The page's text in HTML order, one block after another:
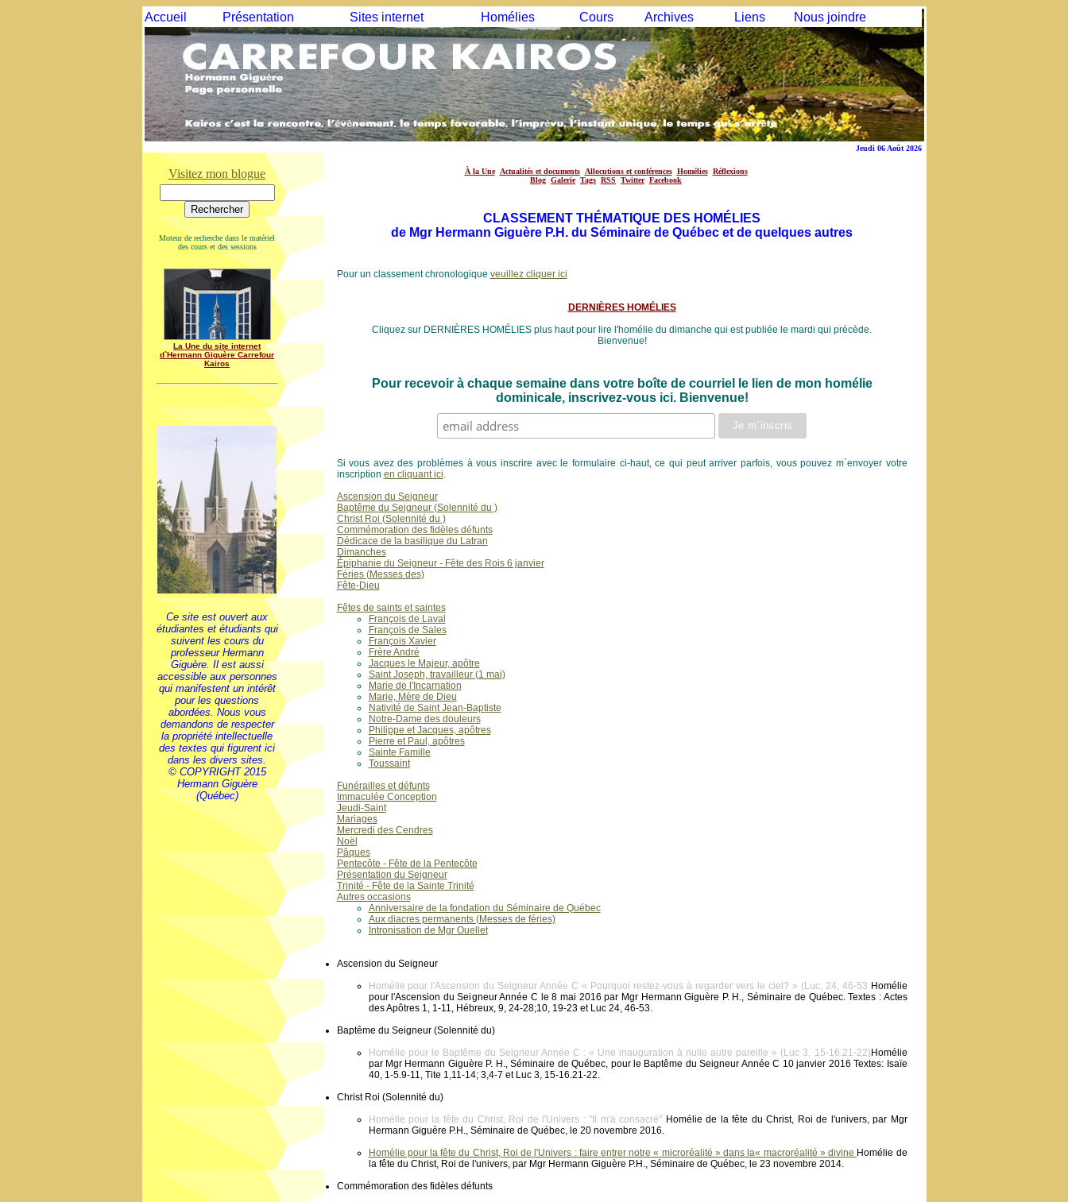
Accueil Présentation Sites internet Homélies Cours Archives Liens Nous joindre
Jeudi 06 Août 2026
Visitez mon blogue
Moteur de recherche dans le matériel
des cours et des sessions
La Une du site internet
d`Hermann Giguère Carrefour
Kairos
Ce site est ouvert aux
étudiantes et étudiants qui
suivent les cours du
professeur Hermann
Giguère. Il est aussi
accessible aux personnes
qui manifestent un intérêt
pour les questions
abordées. Nous vous
demandons de respecter
la propriété intellectuelle
des textes qui figurent ici
dans les divers sites.
© COPYRIGHT 2015
Hermann Giguère
(Québec)
À la Une Actualités et documents Allocutions et conférences Homélies Réflexions
Blog Galerie Tags RSS Twitter Facebook
CLASSEMENT THÉMATIQUE DES HOMÉLIES
de Mgr Hermann Giguère P.H. du Séminaire de Québec et de quelques autres
Pour un classement chronologique veuillez cliquer ici
DERNIÈRES HOMÉLIES
Cliquez sur DERNIÈRES HOMÉLIES plus haut pour lire l'homélie du dimanche qui est publiée le mardi qui précède.
Bienvenue!
Pour recevoir à chaque semaine dans votre boîte de courriel le lien de mon homélie
dominicale, inscrivez-vous ici. Bienvenue!
Si vous avez des problèmes à vous inscrire avec le formulaire ci-haut, ce qui peut arriver parfois, vous pouvez m`envoyer votre
inscription en cliquant ici.
Ascension du Seigneur
Baptême du Seigneur (Solennité du )
Christ Roi (Solennité du )
Commémoration des fidèles défunts
Dédicace de la basilique du Latran
Dimanches
Épiphanie du Seigneur - Fête des Rois 6 janvier
Féries (Messes des)
Fête-Dieu
Fêtes de saints et saintes
François de Laval
François de Sales
François Xavier
Frère André
Jacques le Majeur, apôtre
Saint Joseph, travailleur (1 mai)
Marie de l'Incarnation
Marie, Mère de Dieu
Nativité de Saint Jean-Baptiste
Notre-Dame des douleurs
Philippe et Jacques, apôtres
Pierre et Paul, apôtres
Sainte Famille
Toussaint
Funérailles et défunts
Immaculée Conception
Jeudi-Saint
Mariages
Mercredi des Cendres
Noël
Pâques
Pentecôte - Fête de la Pentecôte
Présentation du Seigneur
Trinité - Fête de la Sainte Trinité
Autres occasions
Anniversaire de la fondation du Séminaire de Québec
Aux diacres permanents (Messes de féries)
Intronisation de Mgr Ouellet
Ascension du Seigneur
Homélie pour l'Ascension du Seigneur Année C « Pourquoi restez-vous à regarder vers le ciel? » (Luc, 24, 46-53 Homélie
pour l'Ascension du Seigneur Année C le 8 mai 2016 par Mgr Hermann Giguère P. H., Séminaire de Québec. Textes : Actes
des Apôtres 1, 1-11, Hébreux, 9, 24-28;10, 19-23 et Luc 24, 46-53.
Baptême du Seigneur (Solennité du)
Homélie pour le Baptême du Seigneur Année C : « Une inauguration à nulle autre pareille » (Luc 3, 15-16.21-22) Homélie
par Mgr Hermann Giguère P. H., Séminaire de Québec, pour le Baptême du Seigneur Année C 10 janvier 2016 Textes: Isaïe
40, 1-5.9-11, Tite 1,11-14; 3,4-7 et Luc 3, 15-16.21-22.
Christ Roi (Solennité du)
Homélie pour la fête du Christ, Roi de l'Univers : "Il m'a consacré" Homélie de la fête du Christ, Roi de l'univers, par Mgr
Hermann Giguère P.H., Séminaire de Québec, le 20 novembre 2016.
Homélie pour la fête du Christ, Roi de l'Univers : faire entrer notre « microréalité » dans la« macroréalité » divine Homélie de
la fête du Christ, Roi de l'univers, par Mgr Hermann Giguère P.H., Séminaire de Québec, le 23 novembre 2014.
Commémoration des fidèles défunts